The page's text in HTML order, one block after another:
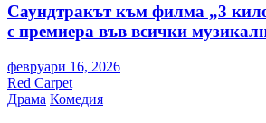
Саундтракът към филма „3
с премиера във всички
февруари 16, 2026
Red Carpet
Драма Комедия